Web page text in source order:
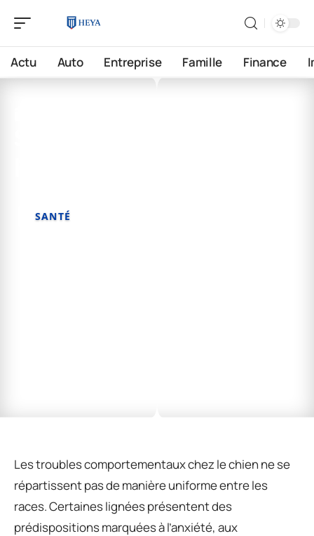
Actu Auto Entreprise Famille Finance
SANTÉ
Les troubles comportementaux chez le chien ne se
répartissent pas de manière uniforme entre les
races. Certaines lignées présentent des
prédispositions marquées à l’anxiété, aux